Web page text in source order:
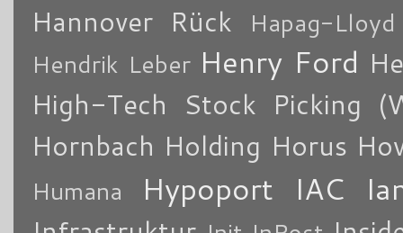
Hannover Rück
Hapag-Lloyd
Hendrik Leber Henry Ford
High-Tech Stock Picking
Hornbach Holding Horus
Humana Hypoport IAC